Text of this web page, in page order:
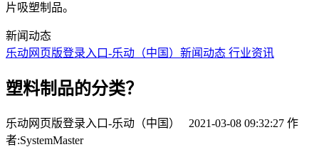
片吸塑制品。
新闻动态
乐动网页版登录入口-乐动（中国） 新闻动态 行业资讯
塑料制品的分类？
乐动网页版登录入口-乐动（中国） 2021-03-08 09:32:27 作
者:SystemMaster